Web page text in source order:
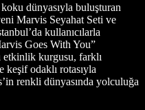
dünyasıyla buluşturan
Marvis Seyahat Seti ve
kullanıcılarla
Goes With You”
etkinlik kurgusu, farklı
odaklı rotasıyla
renkli dünyasında yolculuğa